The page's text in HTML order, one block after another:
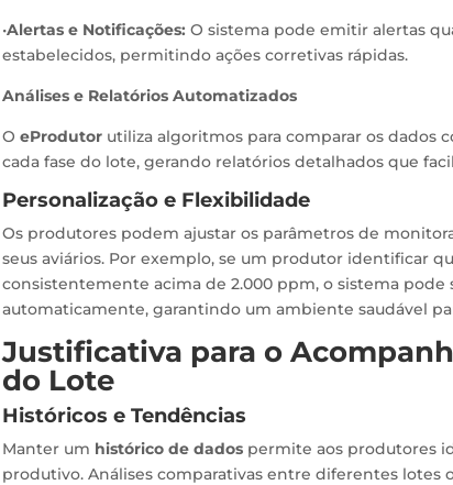
•Alertas e Notificações: O sistema pode emitir alertas
estabelecidos, permitindo ações corretivas rápidas.
Análises e Relatórios Automatizados
O eProdutorutiliza algoritmos para comparar os dados
cada fase do lote, gerando relatórios detalhados que
Personalização e Flexibilidade
Os produtores podem ajustar os parâmetros de
seus aviários. Por exemplo, se um produtor identificar
consistentemente acima de 2.000 ppm, o sistema
automaticamente, garantindo um ambiente saudável
Justificativa para o
do Lote
Históricos e Tendências
Manter um histórico de dadospermite aos produtores
produtivo. Análises comparativas entre diferentes